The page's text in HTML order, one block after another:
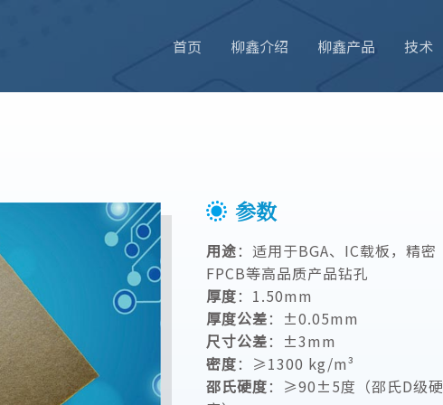
首页 柳鑫介绍 柳鑫产品 技术
参数
用途：适用于BGA、IC载板，精密
FPCB等高品质产品钻孔
厚度：1.50mm
厚度公差：±0.05mm
尺寸公差：±3mm
密度：≥1300 kg/m³
邵氏硬度：≥90±5度（邵氏D级硬